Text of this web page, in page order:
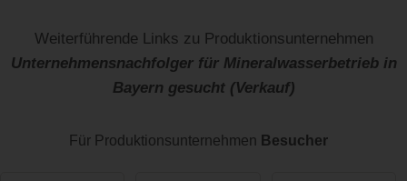
E-Mail-Adresse (wird nicht veröffentlicht)
Weiterführende Links zu Produktionsunternehmen
Unternehmensnachfolger für Mineralwasserbetrieb in
Bayern gesucht (Verkauf)
Für Produktionsunternehmen Besucher